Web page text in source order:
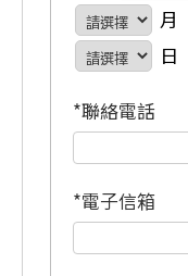
月
日
*聯絡電話
*電子信箱